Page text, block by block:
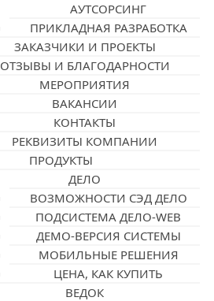
АУТСОРСИНГ
ПРИКЛАДНАЯ РАЗРАБОТКА
ЗАКАЗЧИКИ И ПРОЕКТЫ
ОТЗЫВЫ И БЛАГОДАРНОСТИ
МЕРОПРИЯТИЯ
ВАКАНСИИ
КОНТАКТЫ
РЕКВИЗИТЫ КОМПАНИИ
ПРОДУКТЫ
ДЕЛО
ВОЗМОЖНОСТИ СЭД ДЕЛО
ПОДСИСТЕМА ДЕЛО-WEB
ДЕМО-ВЕРСИЯ СИСТЕМЫ
МОБИЛЬНЫЕ РЕШЕНИЯ
ЦЕНА, КАК КУПИТЬ
ВЕДОК